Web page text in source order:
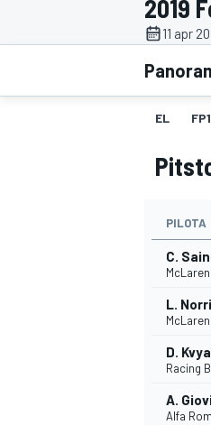
MOTOGP
WRC
2019
11 apr
EL FP1
PILOTA
C.
McLaren
L.
McLaren
D.
Racing
A.
Alfa